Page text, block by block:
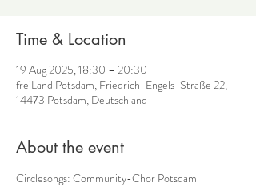
Time & Location
19 Aug 2025, 18:30 – 20:30
freiLand Potsdam, Friedrich-Engels-Straße 22,
14473 Potsdam, Deutschland
About the event
Circlesongs: Community-Chor Potsdam